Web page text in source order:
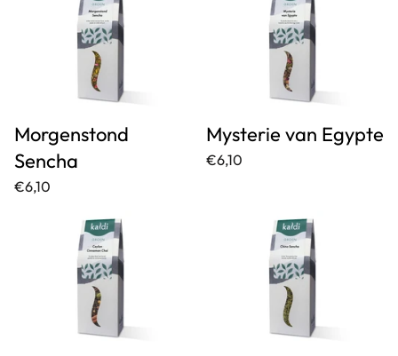
Morgenstond
Sencha
€6,10
Mysterie van Egypte
€6,10